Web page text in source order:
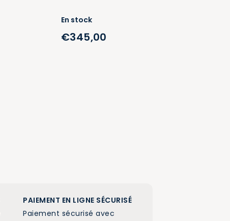
En stock
€345,00
PAIEMENT EN LIGNE SÉCURISÉ
Paiement sécurisé avec